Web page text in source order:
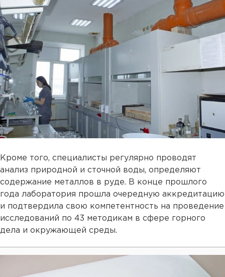
Кроме того, специалисты регулярно проводят
анализ природной и сточной воды, определяют
содержание металлов в руде. В конце прошлого
года лаборатория прошла очередную аккредитацию
и подтвердила свою компетентность на проведение
исследований по 43 методикам в сфере горного
дела и окружающей среды.